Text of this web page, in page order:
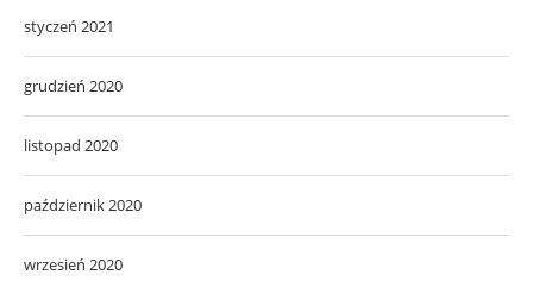
styczeń 2021
grudzień 2020
listopad 2020
październik 2020
wrzesień 2020